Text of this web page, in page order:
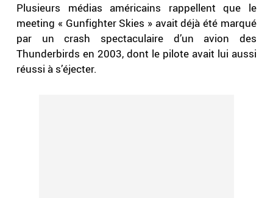
Plusieurs médias américains rappellent que le
meeting « Gunfighter Skies » avait déjà été marqué
par un crash spectaculaire d’un avion des
Thunderbirds en 2003, dont le pilote avait lui aussi
réussi à s’éjecter.